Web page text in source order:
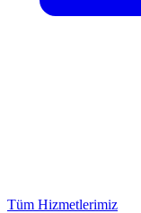
Tüm Hizmetlerimiz